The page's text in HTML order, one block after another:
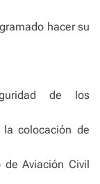
hacer su
de los
colocación de
Aviación Civil